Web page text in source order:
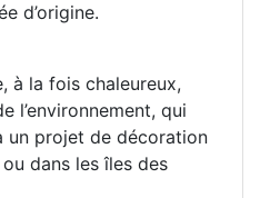
d’origine.
à la fois chaleureux,
l’environnement, qui
un projet de décoration
dans les îles des